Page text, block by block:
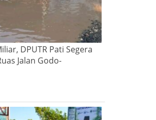
DPUTR Pati Segera
Jalan Godo-